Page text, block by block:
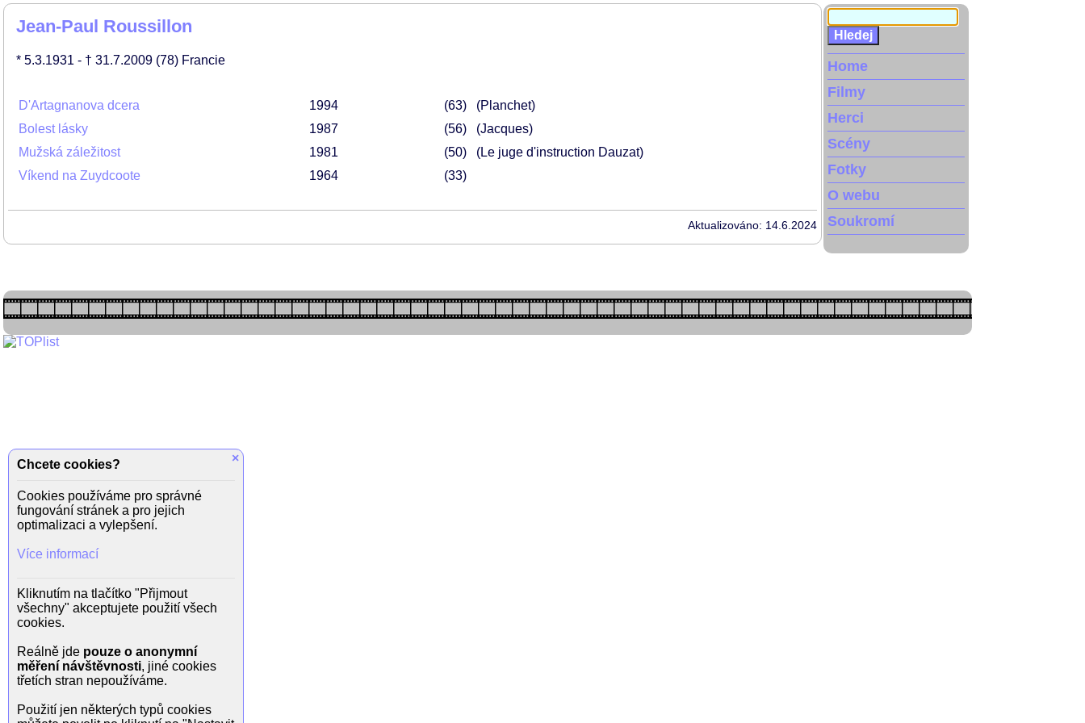
Jean-Paul Roussillon
* 5.3.1931 - † 31.7.2009 (78) Francie
D'Artagnanova dcera 1994 63
(Planchet)
Bolest lásky
1987 56
(Jacques)
Mužská záležitost
1981 50
(Le juge d'instruction Dauzat)
Víkend na Zuydcoote
1964 33
Aktualizováno: 14.6.2024
Home
Filmy
Herci
Scény
Fotky
O webu
Soukromí
×
Chcete cookies?
Cookies používáme pro správné
fungování stránek a pro jejich
optimalizaci a vylepšení.
Více informací
Kliknutím na tlačítko "Přijmout
všechny" akceptujete použití všech
cookies.
Reálně jde pouze o anonymní
měření návštěvnosti, jiné cookies
třetích stran nepoužíváme.
Použití jen některých typů cookies